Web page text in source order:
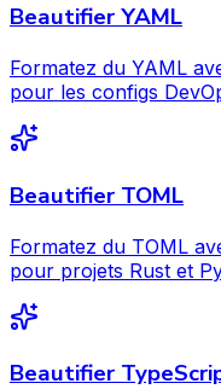
Beautifier YAML
Formatez du YAML
pour les configs
Beautifier TOML
Formatez du TOML
pour projets Rust et
Beautifier